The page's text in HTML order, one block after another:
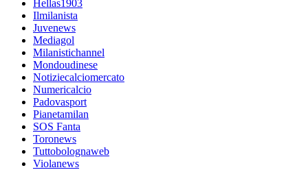
Hellas1903
Ilmilanista
Juvenews
Mediagol
Milanistichannel
Mondoudinese
Notiziecalciomercato
Numericalcio
Padovasport
Pianetamilan
SOS Fanta
Toronews
Tuttobolognaweb
Violanews